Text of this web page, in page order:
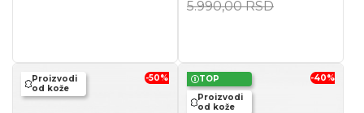
5.990,00RSD
Proizvodi
od kože
-50%
TOP
Proizvodi
od kože
-40%